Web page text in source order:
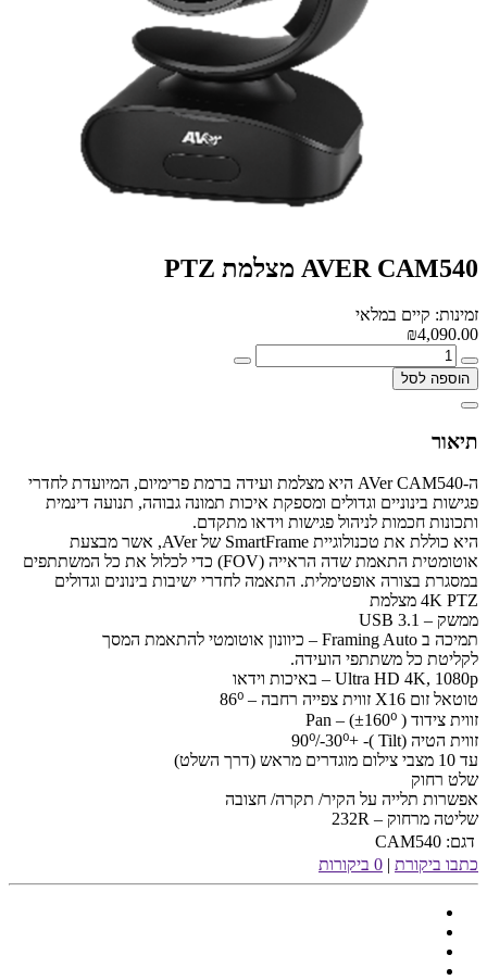
AVER CAM540 מצלמת PTZ
זמינות: קיים במלאי
₪4,090.00
הוספה לסל
תיאור
ה‑AVer CAM540 היא מצלמת ועידה ברמת פרימיום, המיועדת לחדרי
פגישות בינוניים וגדולים ומספקת איכות תמונה גבוהה, תנועה דינמית
ותכונות חכמות לניהול פגישות וידאו מתקדם.
היא כוללת את טכנולוגיית SmartFrame של AVer, אשר מבצעת
אוטומטית התאמת שדה הראייה (FOV) כדי לכלול את כל המשתתפים
במסגרת בצורה אופטימלית. התאמה לחדרי ישיבות בינונים וגדולים
4K PTZ מצלמת
ממשק – 3.1 USB
תמיכה ב Framing Auto – כיוונון אוטומטי להתאמת המסך
לקליטת כל משתתפי הועידה.
Ultra HD 4K, 1080p – באיכות וידאו
טוטאל זום X16 זווית צפייה רחבה – 86⁰
זווית צידוד ( Pan – (±160⁰
זווית הטיה (Tilt )- +90⁰/-30⁰
עד 10 מצבי צילום מוגדרים מראש (דרך השלט)
שלט רחוק
אפשרות תלייה על הקיר/ תקרה/ חצובה
שליטה מרחוק – 232R
דגם: CAM540
כתבו ביקורת | 0 ביקורות